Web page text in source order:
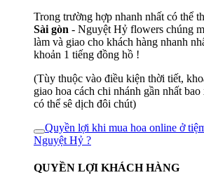
Trong trường hợp nhanh nhất có thể
Sài gòn - Nguyệt Hỷ flowers chúng
làm và giao cho khách hàng nhanh
khoản 1 tiếng đồng hồ !
(Tùy thuộc vào điều kiện thời tiết,
giao hoa cách chi nhánh gần nhất
có thể sê dịch đôi chút)
Quyền lợi khi mua hoa online ở
Nguyệt Hỷ ?
QUYỀN LỢI KHÁCH HÀNG